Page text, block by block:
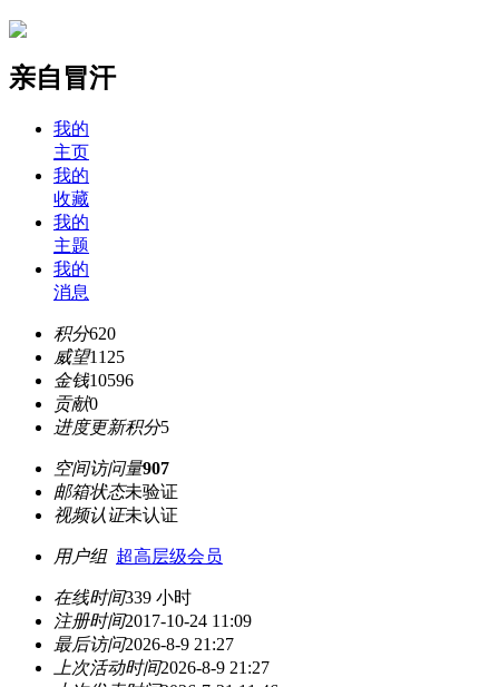
亲自冒汗
我的
主页
我的
收藏
我的
主题
我的
消息
积分620
威望1125
金钱10596
贡献0
进度更新积分5
空间访问量907
邮箱状态未验证
视频认证未认证
用户组 超高层级会员
在线时间339 小时
注册时间2017-10-24 11:09
最后访问2026-8-9 21:27
上次活动时间2026-8-9 21:27